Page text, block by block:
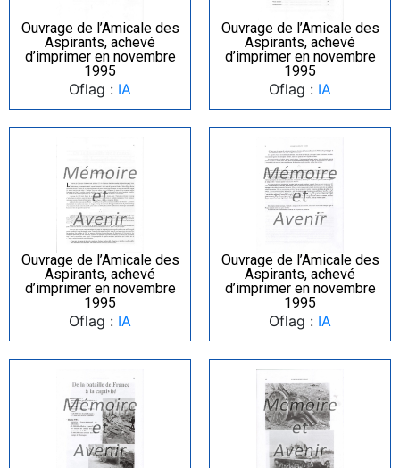
Ouvrage de l’Amicale des
Aspirants, achevé
d’imprimer en novembre
1995
Oflag : IA
Ouvrage de l’Amicale des
Aspirants, achevé
d’imprimer en novembre
1995
Oflag : IA
Ouvrage de l’Amicale des
Aspirants, achevé
d’imprimer en novembre
1995
Oflag : IA
Ouvrage de l’Amicale des
Aspirants, achevé
d’imprimer en novembre
1995
Oflag : IA